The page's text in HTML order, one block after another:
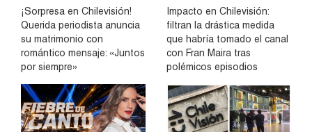
¡Sorpresa en Chilevisión!
Querida periodista anuncia
su matrimonio con
romántico mensaje: «Juntos
por siempre»
Impacto en Chilevisión:
filtran la drástica medida
que habría tomado el canal
con Fran Maira tras
polémicos episodios